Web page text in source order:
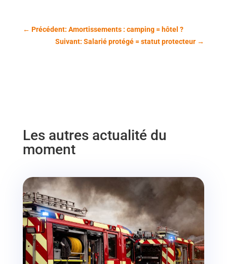
← Précédent: Amortissements : camping = hôtel ?
Suivant: Salarié protégé = statut protecteur →
Les autres actualité du
moment